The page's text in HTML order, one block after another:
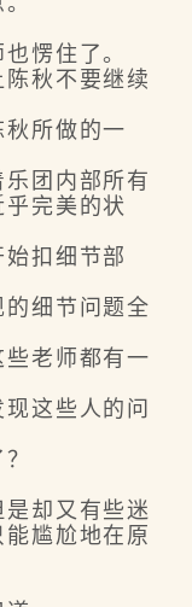
愣住了。
秋不要继续
所做的一
团内部所有
完美的状
扣细节部
细节问题全
老师都有一
这些人的问
却又有些迷
尴尬地在原